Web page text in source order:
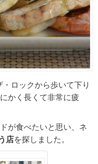
・ロックから歩いて下り
かく長くて非常に疲
が食べたいと思い、ネ
店を探しました。